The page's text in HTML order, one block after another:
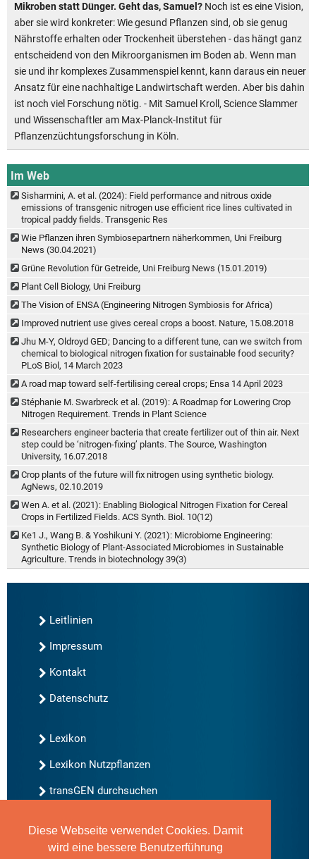
Diese Webseite verwendet Cookies. Damit
wird eine bessere Benutzerführung
Mikroben statt Dünger. Geht das, Samuel? Noch ist es eine Vision,
aber sie wird konkreter: Wie gesund Pflanzen sind, ob sie genug
Nährstoffe erhalten oder Trockenheit überstehen - das hängt ganz
entscheidend von den Mikroorganismen im Boden ab. Wenn man
sie und ihr komplexes Zusammenspiel kennt, kann daraus ein neuer
Ansatz für eine nachhaltige Landwirtschaft werden. Aber bis dahin
ist noch viel Forschung nötig. - Mit Samuel Kroll, Science Slammer
und Wissenschaftler am Max-Planck-Institut für
Pflanzenzüchtungsforschung in Köln.
Im Web
Sisharmini, A. et al. (2024): Field performance and nitrous oxide
emissions of transgenic nitrogen use efficient rice lines cultivated in
tropical paddy fields. Transgenic Res
Wie Pflanzen ihren Symbiosepartnern näherkommen, Uni Freiburg
News (30.04.2021)
Grüne Revolution für Getreide, Uni Freiburg News (15.01.2019)
Plant Cell Biology, Uni Freiburg
The Vision of ENSA (Engineering Nitrogen Symbiosis for Africa)
Improved nutrient use gives cereal crops a boost. Nature, 15.08.2018
Jhu M-Y, Oldroyd GED; Dancing to a different tune, can we switch from
chemical to biological nitrogen fixation for sustainable food security?
PLoS Biol, 14 March 2023
A road map toward self-fertilising cereal crops; Ensa 14 April 2023
Stéphanie M. Swarbreck et al. (2019): A Roadmap for Lowering Crop
Nitrogen Requirement. Trends in Plant Science
Researchers engineer bacteria that create fertilizer out of thin air. Next
step could be ‘nitrogen-fixing’ plants. The Source, Washington
University, 16.07.2018
Crop plants of the future will fix nitrogen using synthetic biology.
AgNews, 02.10.2019
Wen A. et al. (2021): Enabling Biological Nitrogen Fixation for Cereal
Crops in Fertilized Fields. ACS Synth. Biol. 10(12)
Ke1 J., Wang B. & Yoshikuni Y. (2021): Microbiome Engineering:
Synthetic Biology of Plant-Associated Microbiomes in Sustainable
Agriculture. Trends in biotechnology 39(3)
Leitlinien
Impressum
Kontakt
Datenschutz
Lexikon
Lexikon Nutzpflanzen
transGEN durchsuchen
Neu bei transGEN